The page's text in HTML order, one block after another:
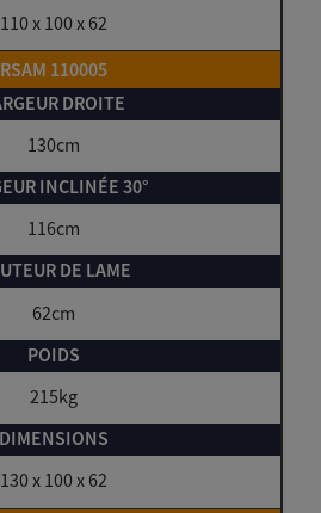
110 x 100 x 62
RSAM 110005
130cm
116cm
62cm
215kg
130 x 100 x 62